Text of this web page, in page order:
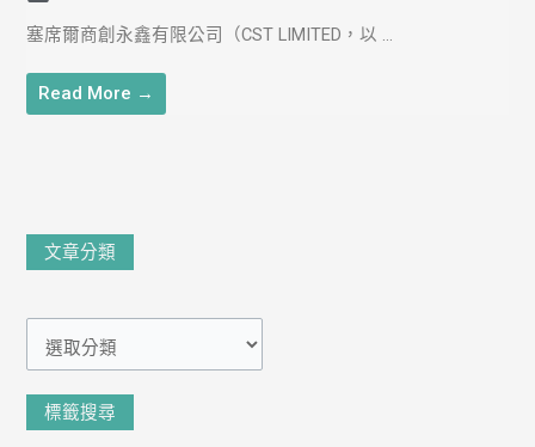
塞席爾商創永鑫有限公司（CST LIMITED，以 ...
Read More →
文章分類
章
標籤搜尋